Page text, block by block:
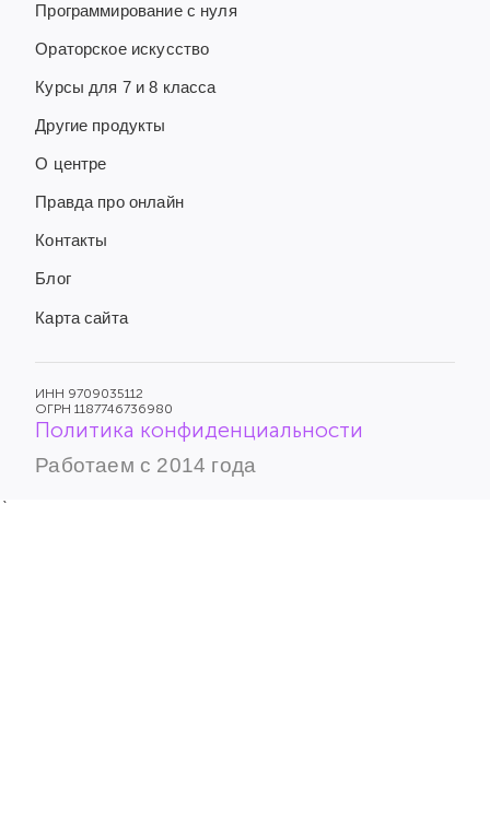
Программирование с нуля
Ораторское искусство
Курсы для 7 и 8 класса
Другие продукты
О центре
Правда про онлайн
Контакты
Блог
Карта сайта
Работаем с 2014 года
ИНН 9709035112
ОГРН 1187746736980
Политика конфиденциальности
`